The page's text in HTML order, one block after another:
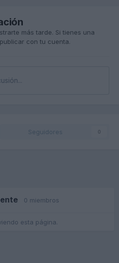
más tarde. Si tienes una
con tu cuenta.
Seguidores 0
0 miembros
esta página.